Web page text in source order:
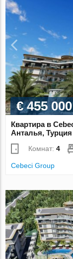
€ 455 000
Квартира в
Анталья,
Комнат:4
Cebeci Group